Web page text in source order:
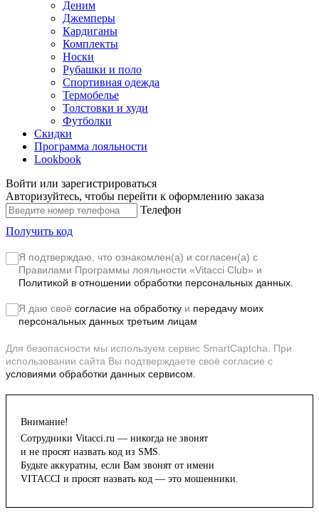
Деним
Джемперы
Кардиганы
Комплекты
Носки
Рубашки и поло
Спортивная одежда
Термобелье
Толстовки и худи
Футболки
Скидки
Программа лояльности
Lookbook
Войти или зарегистрироваться
Авторизуйтесь, чтобы перейти к оформлению заказа
Телефон
Получить код
Я подтверждаю, что ознакомлен(а) и согласен(а) с
Правилами Программы лояльности «Vitacci Club» и
Политикой в отношении обработки персональных данных.
Я даю своё согласие на обработку и передачу моих
персональных данных третьим лицам
Для безопасности мы используем сервис SmartCaptcha. При
использовании сайта Вы подтверждаете своё согласие с
условиями обработки данных сервисом.
Внимание!
Сотрудники Vitacci.ru — никогда не звонят
и не просят назвать код из SMS.
Будьте аккуратны, если Вам звонят от имени
VITACCI и просят назвать код — это мошенники.